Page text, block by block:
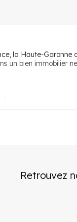
la Haute-Garonne
un bien immobilier
pour
en Haute-
Retrouvez